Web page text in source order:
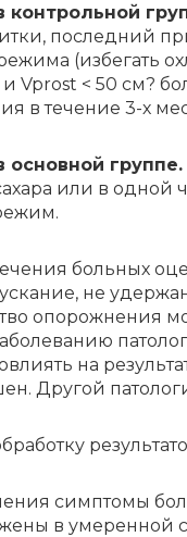
кон­троль­ной
последний
(избегать
и Vprost < 50 cм?
в течение 3-х
основ­ной груп­пе.
или в
боль­ных
не
опо­рож­не­ния
на
Дру­гой
симп­то­мы
в уме­рен­ной